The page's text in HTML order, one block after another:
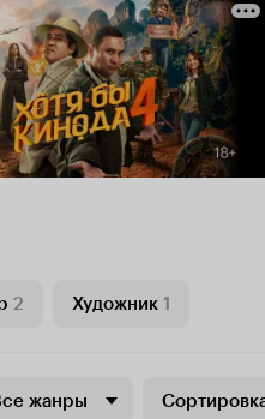
2 Художник 1
жанры